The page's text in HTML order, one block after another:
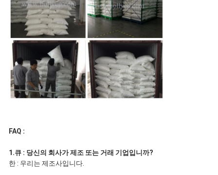
FAQ :
1.큐 : 당신의 회사가 제조 또는 거래 기업입니까?
한 : 우리는 제조사입니다.